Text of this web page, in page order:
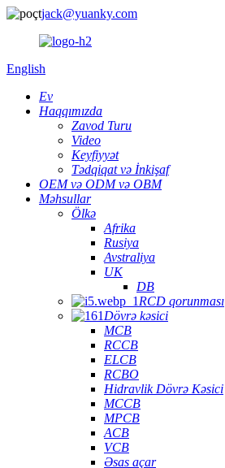
jack@yuanky.com
English
Ev
Haqqımızda
Zavod Turu
Video
Keyfiyyət
Tədqiqat və İnkişaf
OEM və ODM və OBM
Məhsullar
Ölkə
Afrika
Rusiya
Avstraliya
UK
DB
RCD qorunması
Dövrə kəsici
MCB
RCCB
ELCB
RCBO
Hidravlik Dövrə Kəsici
MCCB
MPCB
ACB
VCB
Əsas açar